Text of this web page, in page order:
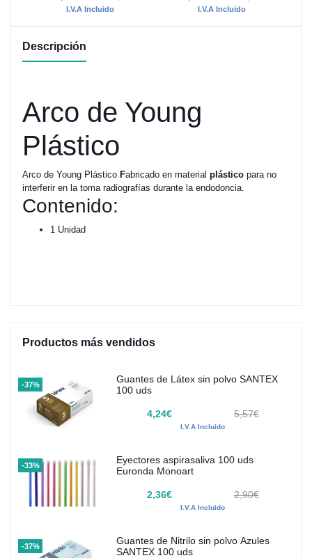
I.V.A Incluido I.V.A Incluido
Descripción
Arco de Young
Plástico
Arco de Young Plástico Fabricado en material plástico para no
interferir en la toma radiografías durante la endodoncia.
Contenido:
1 Unidad
Productos más vendidos
-37%
Guantes de Látex sin polvo SANTEX
100 uds
4,24€ 5,57€
I.V.A Incluido
-33%
Eyectores aspirasaliva 100 uds
Euronda Monoart
2,36€ 2,90€
I.V.A Incluido
-37%
Guantes de Nitrilo sin polvo Azules
SANTEX 100 uds